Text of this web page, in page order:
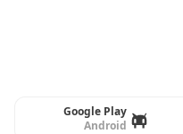
Google Play
Android